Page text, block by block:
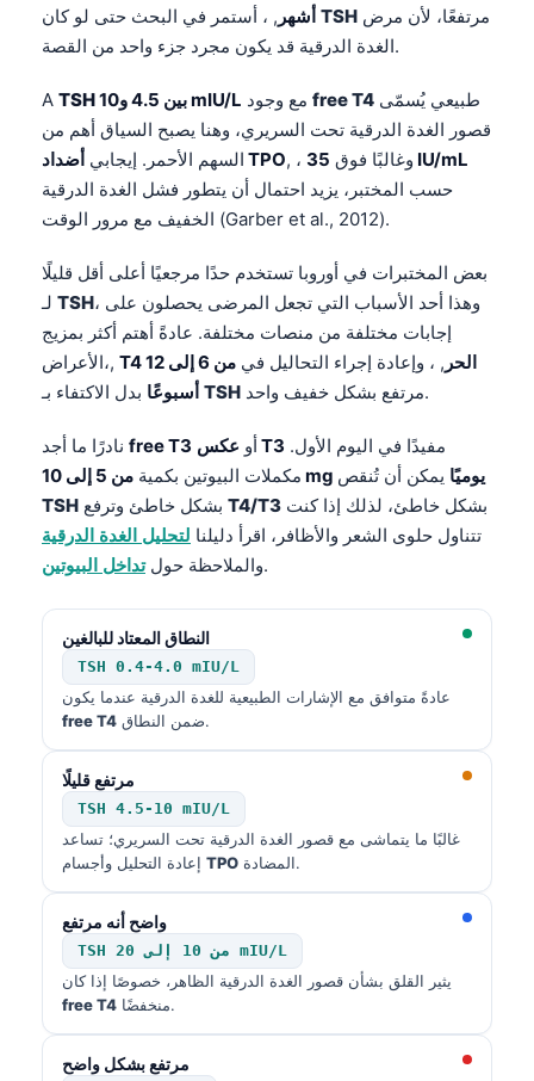
أشهر TSH
الغدة الدرقية قد يكون مجرد جزء واحد من القصة.
A TSH بين 4.5 و10 mIU/L free T4
قصور الغدة الدرقية تحت السريري، وهنا يصبح السياق أهم من
السهم الأحمر. إيجابي أضداد TPO , ، وغالبًا فوق 35 IU/mL
حسب المختبر، يزيد احتمال أن يتطور فشل الغدة الدرقية
الخفيف مع مرور الوقت (Garber et al., 2012).
بعض المختبرات في أوروبا تستخدم حدًا مرجعيًا أعلى أقل قليلًا
TSH، وهذا أحد الأسباب التي تجعل المرضى يحصلون على
إجابات مختلفة من منصات مختلفة. عادةً أهتم أكثر بمزيج
الأعراض،,
T4 الحر , ، وإعادة إجراء التحاليل في
من 6 إلى 12
أسبوعًا TSH مرتفع بشكل خفيف واحد.
free T3 أوعكس T3
مكملات البيوتين بكمية
من 5 إلى 10 mg يوميًا يمكن أن تُنقص
TSH
T4/T3
تتناول حلوى الشعر والأظافر، اقرأ دليلنا لتحليل الغدة الدرقية
والملاحظة حولتداخل البيوتين .
النطاق المعتاد للبالغين
TSH 0.4-4.0 mIU/L
عادةً متوافق مع الإشارات الطبيعية للغدة الدرقية عندما يكون
free T4
ضمن النطاق.
مرتفع قليلًا
TSH 4.5-10 mIU/L
غالبًا ما يتماشى مع قصور الغدة الدرقية تحت السريري؛ تساعد
TPO المضادة.
واضح أنه مرتفع
TSH من 10 إلى 20 mIU/L
يثير القلق بشأن قصور الغدة الدرقية الظاهر، خصوصًا إذا كان
free T4
منخفضًا.
مرتفع بشكل واضح